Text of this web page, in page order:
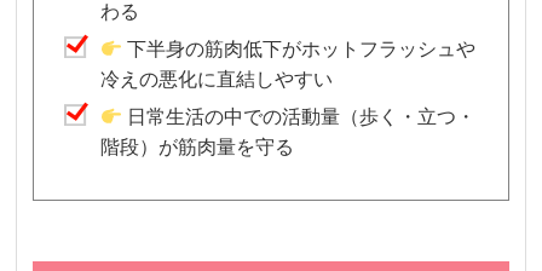
わる
下半身の筋肉低下がホットフラッシュや
冷えの悪化に直結しやすい
日常生活の中での活動量（歩く・立つ・
階段）が筋肉量を守る